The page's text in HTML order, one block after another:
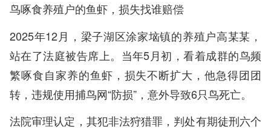
鸟啄食养殖户的鱼虾，损失找谁赔偿
2025年12月，梁子湖区涂家垴镇的养殖户高某某，
站在了法庭被告席上。当年5月初，看着成群的鸟频
繁啄食自家养的鱼虾，损失不断扩大，他急得团团
转，违规使用捕鸟网“防损”，意外导致6只鸟死亡。
法院审理认定，其犯非法狩猎罪，判处有期徒刑六个